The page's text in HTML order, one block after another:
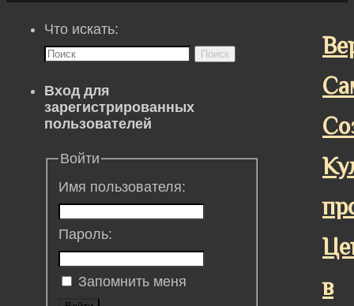
в
Что искать:
Поиск
Вход для
зарегистрированных
пользователей
Войти
Имя пользователя:
Пароль:
Запомнить меня